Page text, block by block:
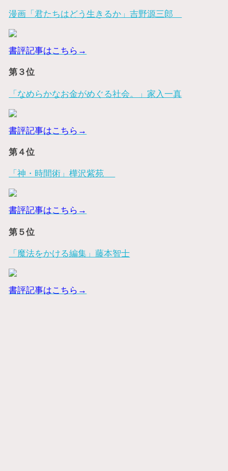
漫画「君たちはどう生きるか」吉野源三郎
書評記事はこちら→
第３位
「なめらかなお金がめぐる社会。」家入一真
書評記事はこちら→
第４位
「神・時間術」樺沢紫苑
書評記事はこちら→
第５位
「魔法をかける編集」藤本智士
書評記事はこちら→